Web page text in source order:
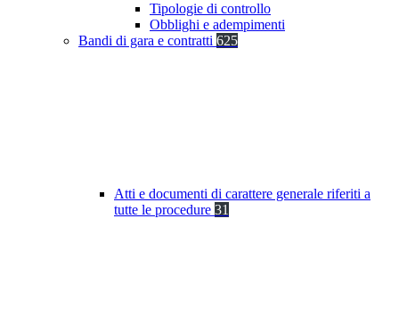
Tipologie di controllo
Obblighi e adempimenti
Bandi di gara e contratti 625
Atti e documenti di carattere generale riferiti a
tutte le procedure 31